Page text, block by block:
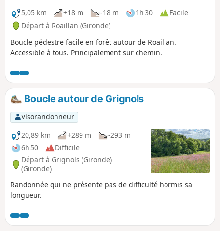
5,05 km
+18 m -18 m 1h 30
Facile
Départ à Roaillan (Gironde)
Boucle pédestre facile en forêt autour de Roaillan.
Accessible à tous. Principalement sur chemin.
Boucle autour de Grignols
Visorandonneur
20,89 km
+289 m
-293 m
6h 50
Difficile
Départ à Grignols (Gironde)
(Gironde)
Randonnée qui ne présente pas de difficulté hormis sa
longueur.